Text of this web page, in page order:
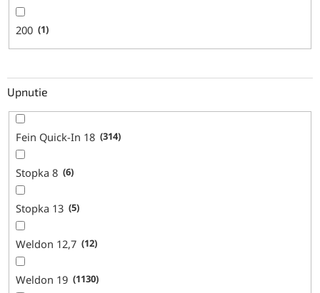
200 1
Upnutie
Fein Quick-In 18 314
Stopka 8 6
Stopka 13 5
Weldon 12,7 12
Weldon 19 1130